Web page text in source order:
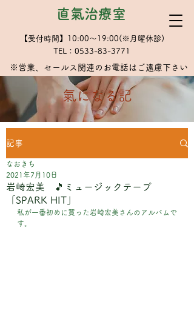
直氣治療室
【受付時間】10:00～19:00(※月曜休診)
TEL：0533-83-3771
※​営業、セールス関連のお電話はご遠慮下さい
​氣になる記
記事
岩崎宏美 🎵ミュージックテープ
「SPARK HIT」
なおきち
2021年7月10日
私が一番初めに買った岩崎宏美さんのアルバムで
す。